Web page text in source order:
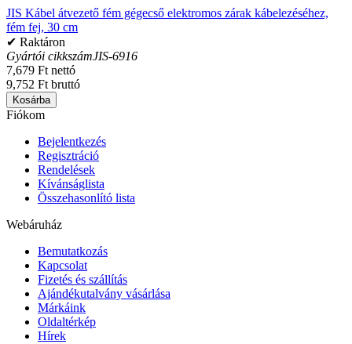
JIS Kábel átvezető fém gégecső elektromos zárak kábelezéséhez,
fém fej, 30 cm
✔ Raktáron
Gyártói cikkszámJIS-6916
7,679 Ft nettó
9,752 Ft bruttó
Kosárba
Fiókom
Bejelentkezés
Regisztráció
Rendelések
Kívánságlista
Összehasonlító lista
Webáruház
Bemutatkozás
Kapcsolat
Fizetés és szállítás
Ajándékutalvány vásárlása
Márkáink
Oldaltérkép
Hírek